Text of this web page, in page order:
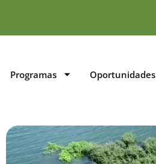
Programas Oportunidades